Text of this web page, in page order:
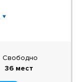
Свободно
36 мест